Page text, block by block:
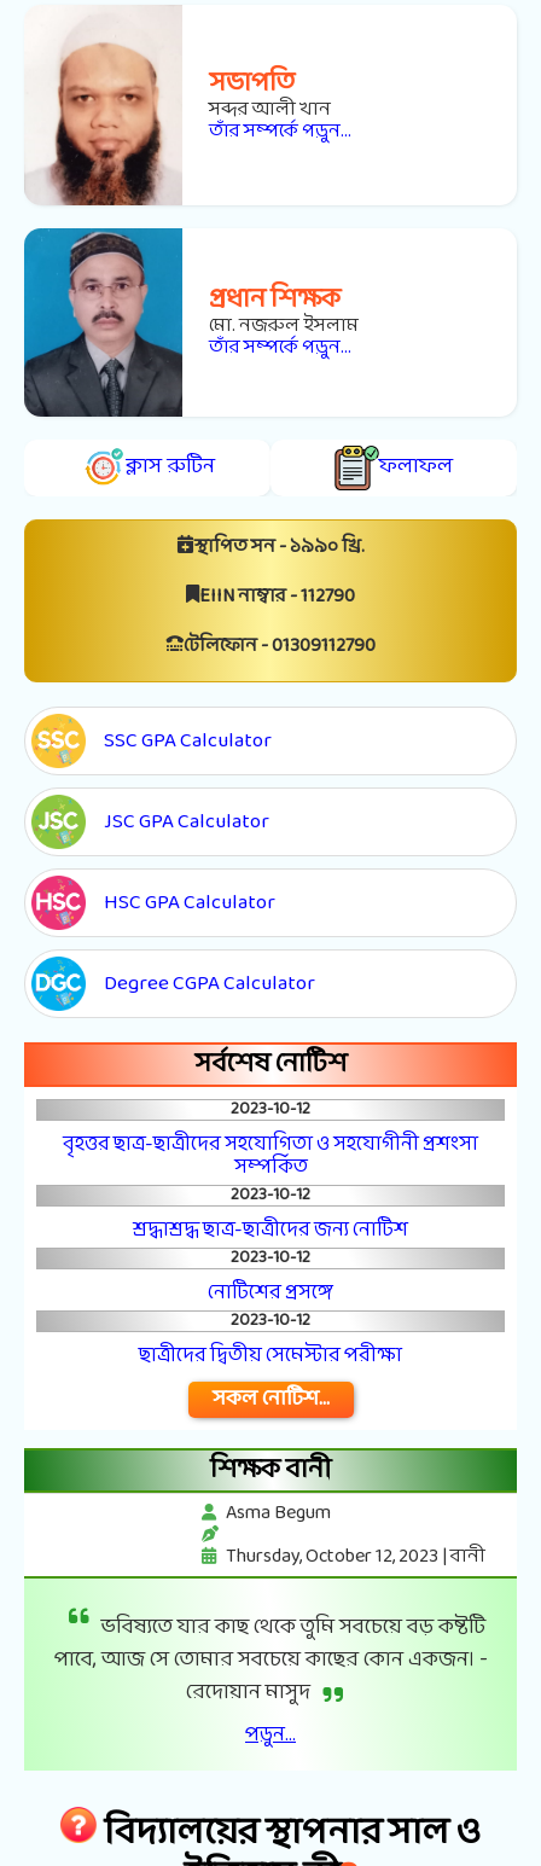
সভাপতি
সব্দর আলী খান
তাঁর সম্পর্কে পড়ুন...
প্রধান শিক্ষক
মো. নজরুল ইসলাম
তাঁর সম্পর্কে পড়ুন...
ক্লাস রুটিন ফলাফল
স্থাপিত সন - ১৯৯০ খ্রি.
EIIN নাম্বার - 112790
টেলিফোন - 01309112790
SSC GPA Calculator
JSC GPA Calculator
HSC GPA Calculator
Degree CGPA Calculator
সর্বশেষ নোটিশ
2023-10-12
বৃহত্তর ছাত্র-ছাত্রীদের সহযোগিতা ও সহযোগীনী প্রশংসা
সম্পর্কিত
2023-10-12
শ্রদ্ধাশ্রদ্ধ ছাত্র-ছাত্রীদের জন্য নোটিশ
2023-10-12
নোটিশের প্রসঙ্গে
2023-10-12
ছাত্রীদের দ্বিতীয় সেমেস্টার পরীক্ষা
সকল নোটিশ...
শিক্ষক বানী
Asma Begum
Thursday, October 12, 2023 | বানী
ভবিষ্যতে যার কাছ থেকে তুমি সবচেয়ে বড় কষ্টটি
পাবে, আজ সে তোমার সবচেয়ে কাছের কোন একজন। -
রেদোয়ান মাসুদ
পড়ুন...
বিদ্যালয়ের স্থাপনার সাল ও